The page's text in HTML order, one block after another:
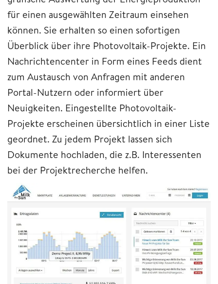
für einen ausgewählten Zeitraum einsehen
können. Sie erhalten so einen sofortigen
Überblick über ihre Photovoltaik-Projekte. Ein
Nachrichtencenter in Form eines Feeds dient
zum Austausch von Anfragen mit anderen
Portal-Nutzern oder informiert über
Neuigkeiten. Eingestellte Photovoltaik-
Projekte erscheinen übersichtlich in einer Liste
geordnet. Zu jedem Projekt lassen sich
Dokumente hochladen, die z.B. Interessenten
bei der Projektrecherche helfen.